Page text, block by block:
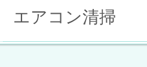
エアコン清掃